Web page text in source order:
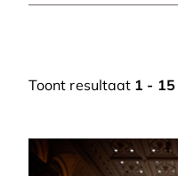
Toont resultaat 1 - 15